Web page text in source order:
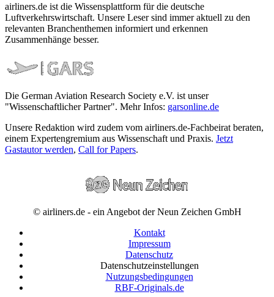
airliners.de ist die Wissensplattform für die deutsche
Luftverkehrswirtschaft. Unsere Leser sind immer aktuell zu den
relevanten Branchenthemen informiert und erkennen
Zusammenhänge besser.
Die German Aviation Research Society e.V. ist unser
"Wissenschaftlicher Partner". Mehr Infos: garsonline.de
Unsere Redaktion wird zudem vom airliners.de-Fachbeirat beraten,
einem Expertengremium aus Wissenschaft und Praxis. Jetzt
Gastautor werden, Call for Papers.
© airliners.de - ein Angebot der Neun Zeichen GmbH
Kontakt
Impressum
Datenschutz
Datenschutzeinstellungen
Nutzungsbedingungen
RBF-Originals.de